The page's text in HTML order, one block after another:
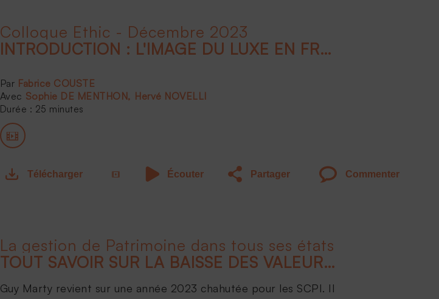
Colloque Ethic - Décembre 2023
INTRODUCTION : L'IMAGE DU LUXE EN FRANCE : QUELS DOMAINES SONT CONCERNÉS ?
Fabrice COUSTE
Sophie DE MENTHON
Hervé NOVELLI
Durée : 25 minutes
Télécharger Écouter Partager Commenter
La gestion de Patrimoine dans tous ses états
TOUT SAVOIR SUR LA BAISSE DES VALEURS DE PARTS DE SCPI
Guy Marty revient sur une année 2023 chahutée pour les SCPI. Il